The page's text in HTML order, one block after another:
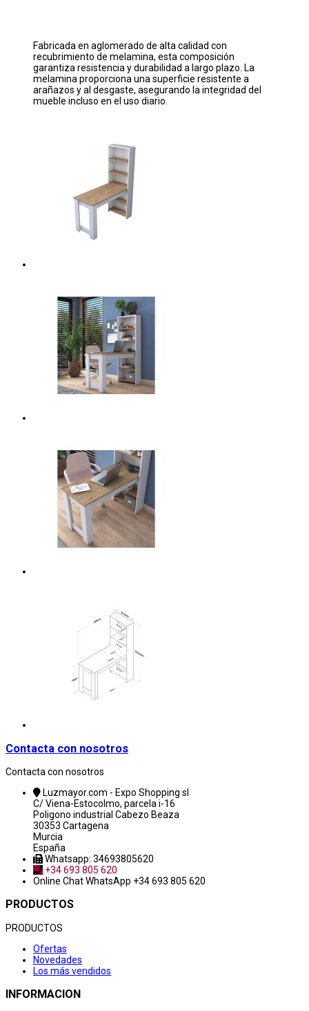
Fabricada en aglomerado de alta calidad con
recubrimiento de melamina, esta composición
garantiza resistencia y durabilidad a largo plazo. La
melamina proporciona una superficie resistente a
arañazos y al desgaste, asegurando la integridad del
mueble incluso en el uso diario.
Contacta con nosotros
Contacta con nosotros
Luzmayor.com - Expo Shopping sl
C/ Viena-Estocolmo, parcela i-16
Poligono industrial Cabezo Beaza
30353 Cartagena
Murcia
España
Whatsapp: 34693805620
+34 693 805 620
Online ChatWhatsApp +34 693 805 620
PRODUCTOS
PRODUCTOS
Ofertas
Novedades
Los más vendidos
INFORMACION